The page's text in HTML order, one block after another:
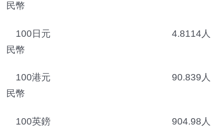
民幣
100日元 4.8114人
民幣
100港元 90.839人
民幣
100英鎊 904.98人